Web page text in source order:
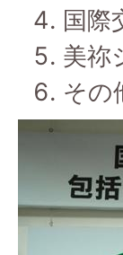
国際
美祢
その